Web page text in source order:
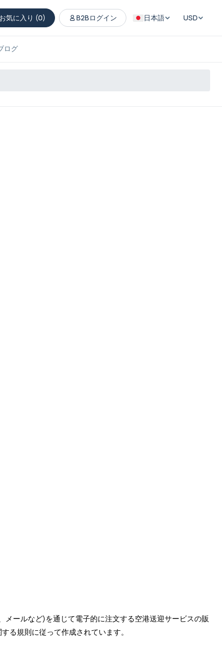
お気に入り (0) B2Bログイン 日本語 USD
ログ
ールなど)を通じて電子的に注文する空港送迎サービスの販
る規則に従って作成されています。